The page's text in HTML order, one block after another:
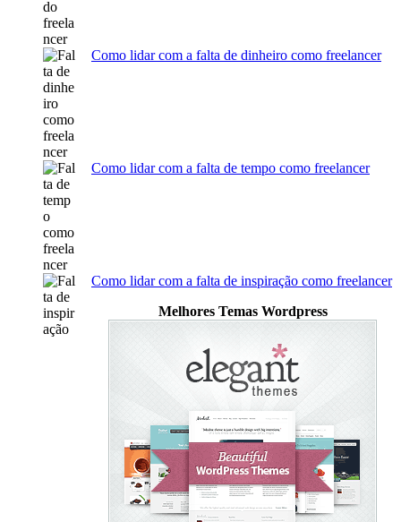
Como lidar com a falta de dinheiro como freelancer
Como lidar com a falta de tempo como freelancer
Como lidar com a falta de inspiração como freelancer
Melhores Temas Wordpress